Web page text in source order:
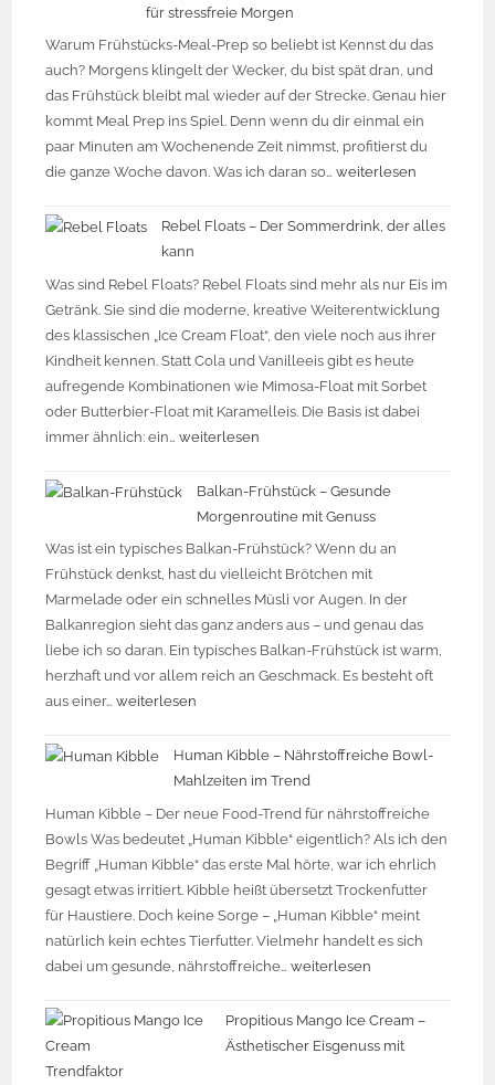
für stressfreie Morgen
Warum Frühstücks-Meal-Prep so beliebt ist Kennst du das
auch? Morgens klingelt der Wecker, du bist spät dran, und
das Frühstück bleibt mal wieder auf der Strecke. Genau hier
kommt Meal Prep ins Spiel. Denn wenn du dir einmal ein
paar Minuten am Wochenende Zeit nimmst, profitierst du
die ganze Woche davon. Was ich daran so…weiterlesen
Rebel Floats – Der Sommerdrink, der alles
kann
Was sind Rebel Floats? Rebel Floats sind mehr als nur Eis im
Getränk. Sie sind die moderne, kreative Weiterentwicklung
des klassischen „Ice Cream Float“, den viele noch aus ihrer
Kindheit kennen. Statt Cola und Vanilleeis gibt es heute
aufregende Kombinationen wie Mimosa-Float mit Sorbet
oder Butterbier-Float mit Karamelleis. Die Basis ist dabei
immer ähnlich: ein…weiterlesen
Balkan-Frühstück – Gesunde
Morgenroutine mit Genuss
Was ist ein typisches Balkan-Frühstück? Wenn du an
Frühstück denkst, hast du vielleicht Brötchen mit
Marmelade oder ein schnelles Müsli vor Augen. In der
Balkanregion sieht das ganz anders aus – und genau das
liebe ich so daran. Ein typisches Balkan-Frühstück ist warm,
herzhaft und vor allem reich an Geschmack. Es besteht oft
aus einer…weiterlesen
Human Kibble – Nährstoffreiche Bowl-
Mahlzeiten im Trend
Human Kibble – Der neue Food-Trend für nährstoffreiche
Bowls Was bedeutet „Human Kibble“ eigentlich? Als ich den
Begriff „Human Kibble“ das erste Mal hörte, war ich ehrlich
gesagt etwas irritiert. Kibble heißt übersetzt Trockenfutter
für Haustiere. Doch keine Sorge – „Human Kibble“ meint
natürlich kein echtes Tierfutter. Vielmehr handelt es sich
dabei um gesunde, nährstoffreiche…weiterlesen
Propitious Mango Ice Cream –
Ästhetischer Eisgenuss mit
Trendfaktor